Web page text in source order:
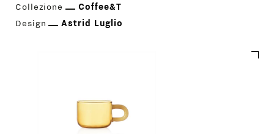
Collezione
Coffee&T
Design
Astrid Luglio